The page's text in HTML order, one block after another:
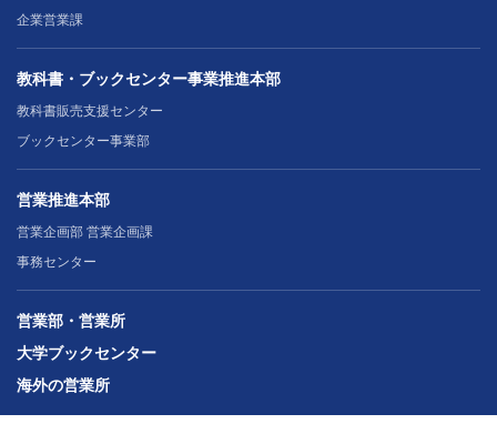
企業営業課
教科書・ブックセンター事業推進本部
教科書販売支援センター
ブックセンター事業部
営業推進本部
営業企画部 営業企画課
事務センター
営業部・営業所
大学ブックセンター
海外の営業所